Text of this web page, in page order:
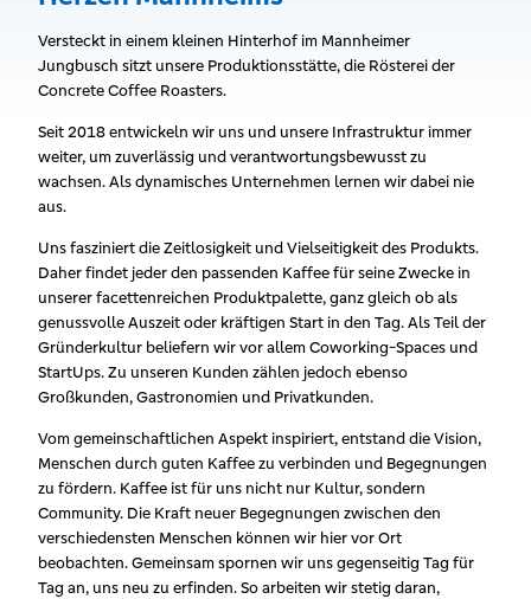
Versteckt in einem kleinen Hinterhof im Mannheimer
Jungbusch sitzt unsere Produktionsstätte, die Rösterei der
Concrete Coffee Roasters.
Seit 2018 entwickeln wir uns und unsere Infrastruktur immer
weiter, um zuverlässig und verantwortungsbewusst zu
wachsen. Als dynamisches Unternehmen lernen wir dabei nie
aus.
Uns fasziniert die Zeitlosigkeit und Vielseitigkeit des Produkts.
Daher findet jeder den passenden Kaffee für seine Zwecke in
unserer facettenreichen Produktpalette, ganz gleich ob als
genussvolle Auszeit oder kräftigen Start in den Tag. Als Teil der
Gründerkultur beliefern wir vor allem Coworking-Spaces und
StartUps. Zu unseren Kunden zählen jedoch ebenso
Großkunden, Gastronomien und Privatkunden.
Vom gemeinschaftlichen Aspekt inspiriert, entstand die Vision,
Menschen durch guten Kaffee zu verbinden und Begegnungen
zu fördern. Kaffee ist für uns nicht nur Kultur, sondern
Community. Die Kraft neuer Begegnungen zwischen den
verschiedensten Menschen können wir hier vor Ort
beobachten. Gemeinsam spornen wir uns gegenseitig Tag für
Tag an, uns neu zu erfinden. So arbeiten wir stetig daran,